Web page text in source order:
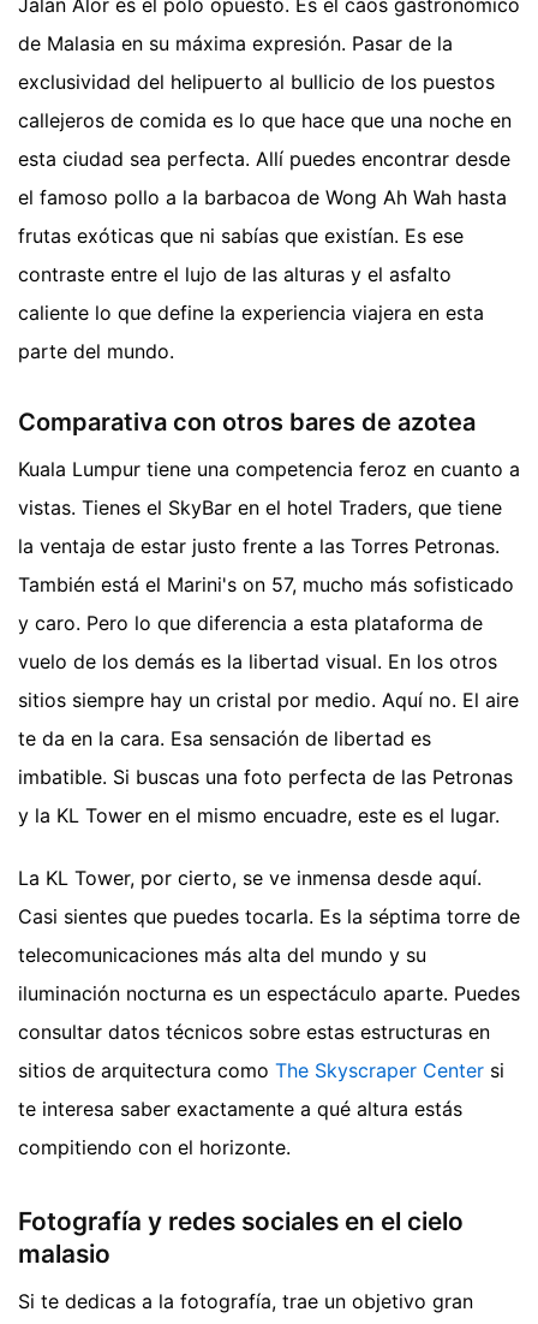
Jalan Alor es el polo opuesto. Es el caos gastronómico
de Malasia en su máxima expresión. Pasar de la
exclusividad del helipuerto al bullicio de los puestos
callejeros de comida es lo que hace que una noche en
esta ciudad sea perfecta. Allí puedes encontrar desde
el famoso pollo a la barbacoa de Wong Ah Wah hasta
frutas exóticas que ni sabías que existían. Es ese
contraste entre el lujo de las alturas y el asfalto
caliente lo que define la experiencia viajera en esta
parte del mundo.
Comparativa con otros bares de azotea
Kuala Lumpur tiene una competencia feroz en cuanto a
vistas. Tienes el SkyBar en el hotel Traders, que tiene
la ventaja de estar justo frente a las Torres Petronas.
También está el Marini's on 57, mucho más sofisticado
y caro. Pero lo que diferencia a esta plataforma de
vuelo de los demás es la libertad visual. En los otros
sitios siempre hay un cristal por medio. Aquí no. El aire
te da en la cara. Esa sensación de libertad es
imbatible. Si buscas una foto perfecta de las Petronas
y la KL Tower en el mismo encuadre, este es el lugar.
La KL Tower, por cierto, se ve inmensa desde aquí.
Casi sientes que puedes tocarla. Es la séptima torre de
telecomunicaciones más alta del mundo y su
iluminación nocturna es un espectáculo aparte. Puedes
consultar datos técnicos sobre estas estructuras en
sitios de arquitectura como The Skyscraper Center si
te interesa saber exactamente a qué altura estás
compitiendo con el horizonte.
Fotografía y redes sociales en el cielo
malasio
Si te dedicas a la fotografía, trae un objetivo gran